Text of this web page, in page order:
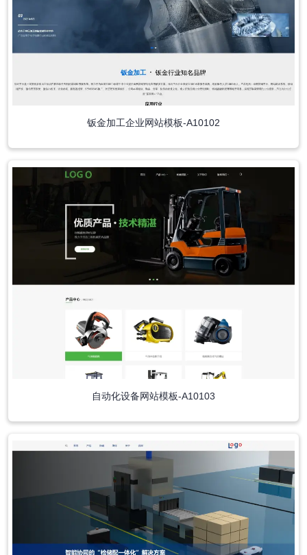
钣金加工企业网站模板-A10102
自动化设备网站模板-A10103